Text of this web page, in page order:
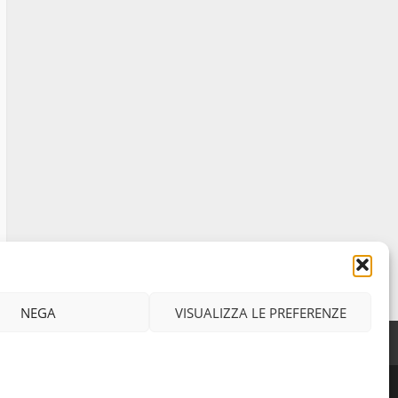
NEGA VISUALIZZA LE PREFERENZE
il Napoli
9 Maggio 2023